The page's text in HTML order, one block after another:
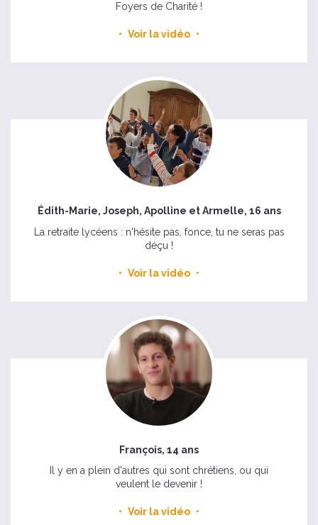
Foyers de Charité !
Voir la vidéo
Édith-Marie, Joseph, Apolline et Armelle, 16 ans
La retraite lycéens : n'hésite pas, fonce, tu ne seras pas
déçu !
Voir la vidéo
François, 14 ans
Il y en a plein d'autres qui sont chrétiens, ou qui
veulent le devenir !
Voir la vidéo